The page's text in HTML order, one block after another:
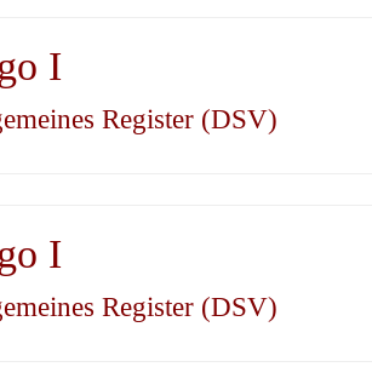
I
Register (DSV)
I
Register (DSV)